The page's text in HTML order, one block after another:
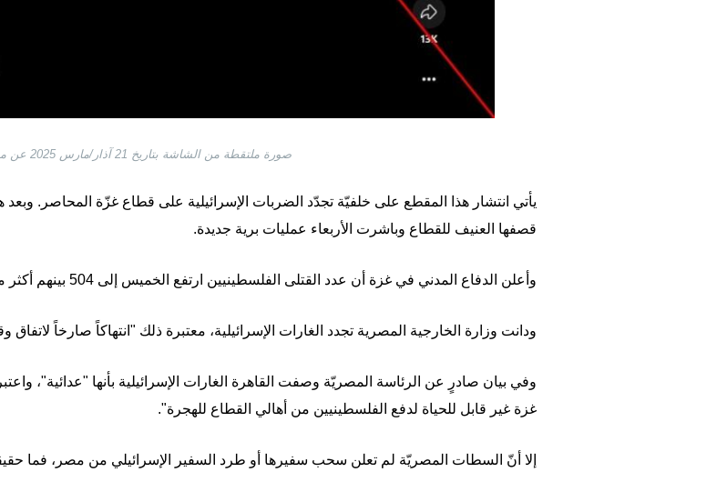
صورة ملتقطة من الشاشة بتاريخ 21 آذار/مارس 2025 عن موقع فيسبوك
يأتي انتشار هذا المقطع على خلفيّة تجدّد الضربات الإسرائيلية على قطاع غزّة المحاصر.
قصفها العنيف للقطاع وباشرت الأربعاء عمليات برية جديدة.
وأعلن الدفاع المدني في غزة أن عدد القتلى الفلسطينيين ارتفع الخميس إلى 504 بينهم أكثر من 190 قاصراً، نتيجة لتجدد الضربات الإسرائيلية.
ودانت وزارة الخارجية المصرية تجدد الغارات الإسرائيلية، معتبرة ذلك "انتهاكاً صارخاً لاتفاق
وفي بيان صادرٍ عن الرئاسة المصريّة وصفت القاهرة الغارات الإسرائيلية بأنها "عدائية"،
غزة غير قابل للحياة لدفع الفلسطينيين من أهالي القطاع للهجرة".
إلا أنّ السطات المصريّة لم تعلن سحب سفيرها أو طرد السفير الإسرائيلي من مصر، فما